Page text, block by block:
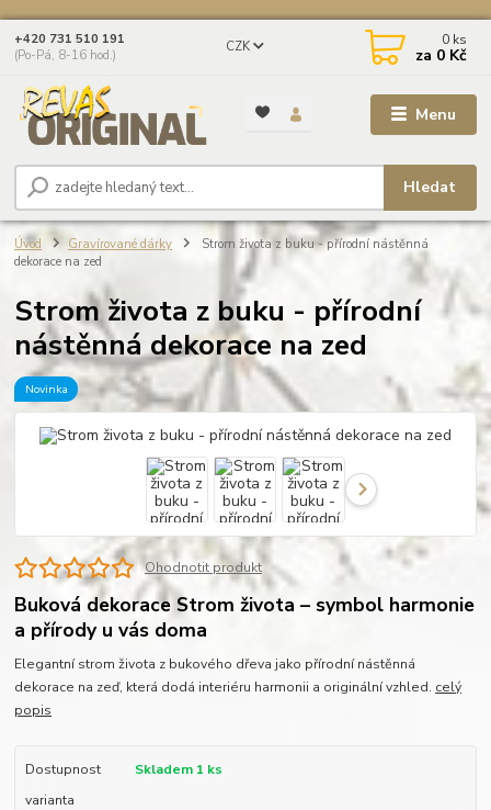
Menu
CZK
Hledat
+420 731 510 191
(Po-Pá, 8-16 hod.)
0 ks
za 0 Kč
Úvod Gravírované dárky
Strom života z buku - přírodní nástěnná
dekorace na zed
Strom života z buku - přírodní
nástěnná dekorace na zed
Novinka
Ohodnotit produkt
Buková dekorace Strom života – symbol harmonie
a přírody u vás doma
Elegantní strom života z bukového dřeva jako přírodní nástěnná
dekorace na zeď, která dodá interiéru harmonii a originální vzhled. celý
popis
Dostupnost
Skladem 1 ks
varianta